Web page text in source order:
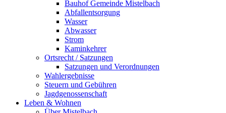
Bauhof Gemeinde Mistelbach
Abfallentsorgung
Wasser
Abwasser
Strom
Kaminkehrer
Ortsrecht / Satzungen
Satzungen und Verordnungen
Wahlergebnisse
Steuern und Gebühren
Jagdgenossenschaft
Leben & Wohnen